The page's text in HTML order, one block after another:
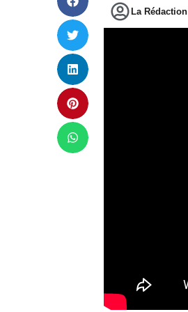
La Rédaction